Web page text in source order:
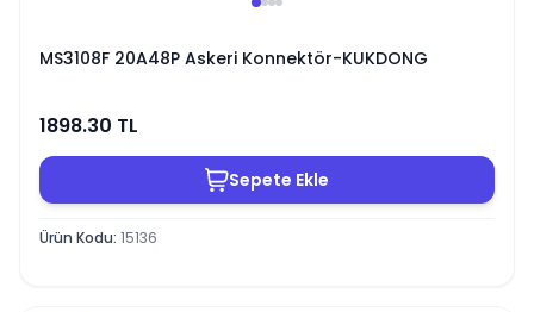
MS3108F 20A48P Askeri Konnektör-KUKDONG
1898.30 TL
Sepete Ekle
Ürün Kodu: 15136